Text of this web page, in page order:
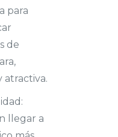
para
de
atractiva.
llegar a